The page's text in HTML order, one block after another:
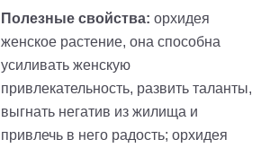
Полезные свойства: орхидея
женское растение, она способна
усиливать женскую
привлекательность, развить таланты,
выгнать негатив из жилища и
привлечь в него радость; орхидея